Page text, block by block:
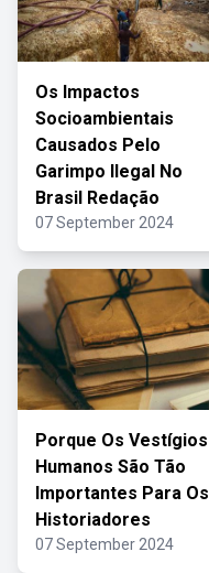
Os Impactos
Socioambientais
Causados Pelo
Garimpo Ilegal No
Brasil Redação
07 September 2024
Porque Os Vestígios
Humanos São Tão
Importantes Para Os
Historiadores
07 September 2024